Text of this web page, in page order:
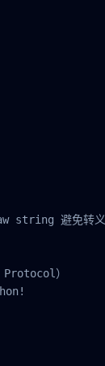
string 避免转义
）